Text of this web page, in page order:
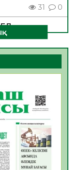
31 0
30 0
иммундау
33
30